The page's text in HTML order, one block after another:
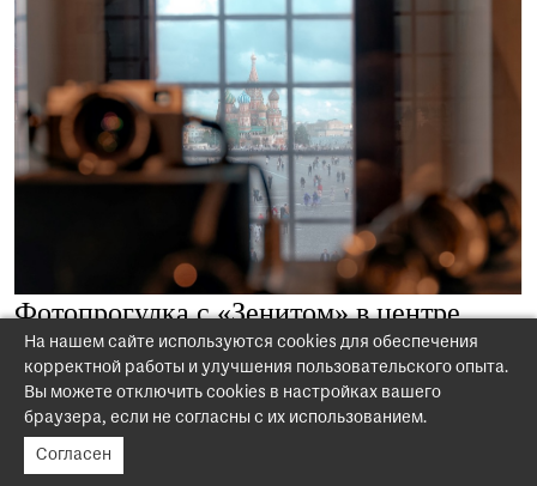
Фотопрогулка с «Зенитом» в центре
Москвы
На нашем сайте используются cookies для обеспечения
корректной работы и улучшения пользовательского опыта.
Вы можете отключить cookies в настройках вашего
браузера, если не согласны с их использованием.
Согласен